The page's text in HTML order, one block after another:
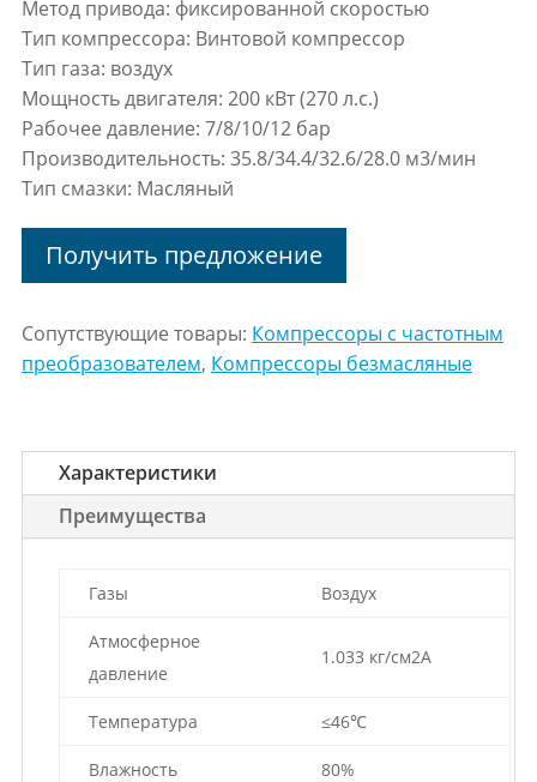
Метод привода: фиксированной скоростью
Тип компрессора: Винтовой компрессор
Тип газа: воздух
Мощность двигателя: 200 кВт (270 л.с.)
Рабочее давление: 7/8/10/12 бар
Производительность: 35.8/34.4/32.6/28.0м3/мин
Тип смазки: Масляный
Получить предложение
Сопутствующие товары: Компрессоры с частотным
преобразователем, Компрессоры безмасляные
Характеристики
Преимущества
Газы Воздух
Атмосферное
давление
1.033 кг/см2А
Температура ≤46℃
Влажность 80%